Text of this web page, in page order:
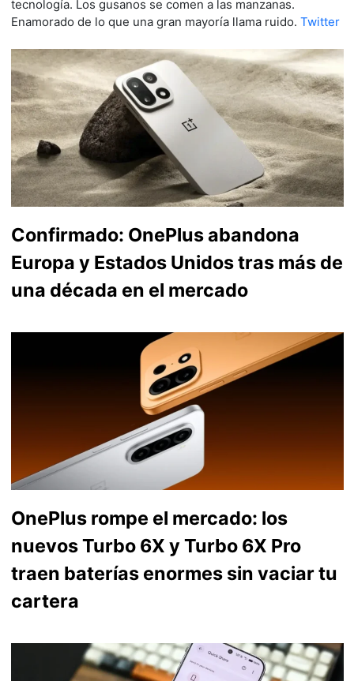
tecnología. Los gusanos se comen a las manzanas.
Enamorado de lo que una gran mayoría llama ruido. Twitter
Confirmado: OnePlus abandona
Europa y Estados Unidos tras más de
una década en el mercado
OnePlus rompe el mercado: los
nuevos Turbo 6X y Turbo 6X Pro
traen baterías enormes sin vaciar tu
cartera